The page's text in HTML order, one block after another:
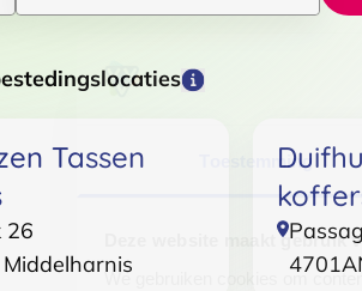
Toestemming
Deze website maakt gebruik
We gebruiken cookies om
Tassen
26
Middelharnis